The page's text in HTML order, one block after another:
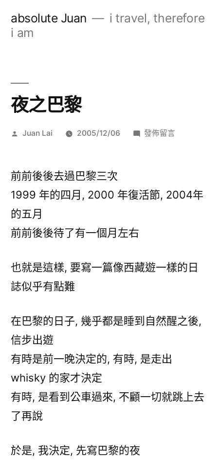
absolute Juan
i travel, therefore
i am
夜之巴黎
作
Juan Lai 2005/12/06
在
黎〉
發佈留言
前前後後去過巴黎三次
1999 年的四月, 2000 年復活節, 2004年
的五月
前前後後待了有一個月左右
也就是這樣, 要寫一篇像西藏遊一樣的日
誌似乎有點難
在巴黎的日子, 幾乎都是睡到自然醒之後,
信步出遊
有時是前一晚決定的, 有時, 是走出
whisky 的家才決定
有時, 是看到公車過來, 不顧一切就跳上去
了再說
於是, 我決定, 先寫巴黎的夜